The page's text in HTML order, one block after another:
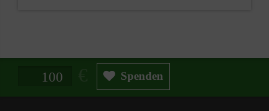
Spendenbetrag in Euro Spenden